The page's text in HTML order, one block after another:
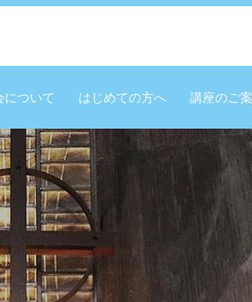
について はじめての方へ 講座のご